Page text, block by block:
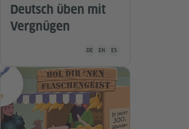
Deutsch üben mit
Vergnügen
Unterrichtsmaterial ist in
DE EN ES